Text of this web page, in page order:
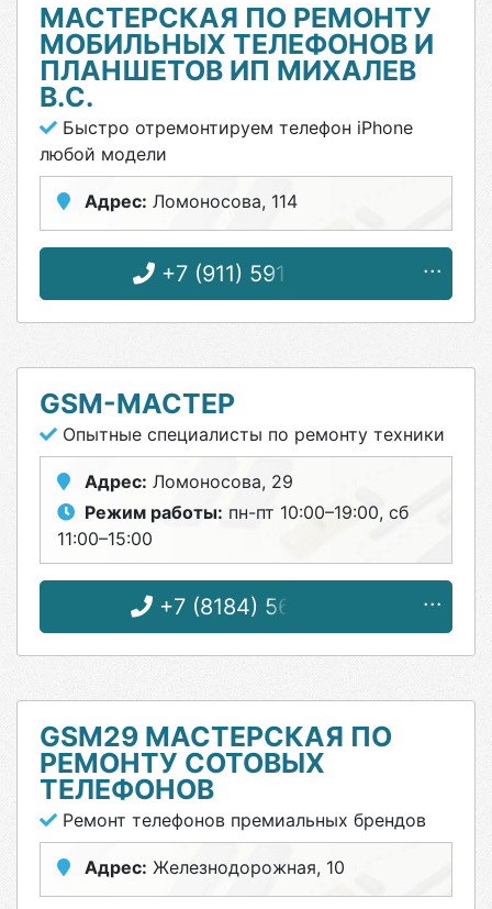
МАСТЕРСКАЯ ПО РЕМОНТУ
МОБИЛЬНЫХ ТЕЛЕФОНОВ И
ПЛАНШЕТОВ ИП МИХАЛЕВ
В.С.
Быстро отремонтируем телефон iPhone
любой модели
Адрес: Ломоносова, 114
+7 (911) 591-23-45
GSM-МАСТЕР
Опытные специалисты по ремонту техники
Адрес: Ломоносова, 29
Режим работы: пн-пт 10:00–19:00, сб
11:00–15:00
+7 (8184) 56-26-88
GSM29 МАСТЕРСКАЯ ПО
РЕМОНТУ СОТОВЫХ
ТЕЛЕФОНОВ
Ремонт телефонов премиальных брендов
Адрес: Железнодорожная, 10